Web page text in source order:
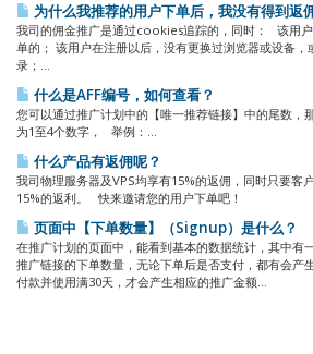
为什么我推荐的用户下单后，我没有得到返
我司的佣金推广是通过cookies追踪的，同时： 该用
单的； 该用户在注册以后，没有更换过浏览器或设备
录；...
什么是AFF编号，如何查看？
您可以通过推广计划中的【唯一推荐链接】中的尾数，
为1至4个数字， 举例：...
什么产品有返佣呢？
我司物理服务器及VPS均享有15%的返佣，同时只要客
15%的返利。 快来邀请您的用户下单吧！
页面中【下单数量】（Signup）是什么？
在推广计划的页面中，能看到基本的数据统计，其中有
推广链接的下单数量，无论下单后是否支付，都有会产
付款并使用满30天，才会产生相应的推广金额...